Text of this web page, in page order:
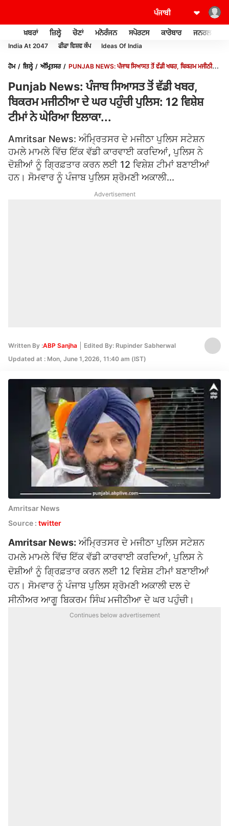
ਖ਼ਬਰਾਂ ਜ਼ਿਲ੍ਹੇ ਚੋਣਾਂ ਮਨੋਰੰਜਨ ਸਪੋਰਟਸ ਕਾਰੋਬਾਰ ਜਨਰਲ ਨੌਲਜ
India At 2047 ਫੀਫਾ ਵਿਸ਼ਵ ਕੱਪ Ideas Of India
ਹੋਮ ਜ਼ਿਲ੍ਹੇ ਅੰਮ੍ਰਿਤਸਰ
PUNJAB NEWS: ਪੰਜਾਬ ਸਿਆਸਤ ਤੋਂ ਵੱਡੀ ਖਬਰ, ਬਿਕਰਮ ਮਜੀਠੀਆ
Punjab News: ਪੰਜਾਬ ਸਿਆਸਤ ਤੋਂ ਵੱਡੀ ਖਬਰ,
ਬਿਕਰਮ ਮਜੀਠੀਆ ਦੇ ਘਰ ਪਹੁੰਚੀ ਪੁਲਿਸ: 12 ਵਿਸ਼ੇਸ਼
ਟੀਮਾਂ ਨੇ ਘੇਰਿਆ ਇਲਾਕਾ...
Amritsar News: ਅੰਮ੍ਰਿਤਸਰ ਦੇ ਮਜੀਠਾ ਪੁਲਿਸ ਸਟੇਸ਼ਨ
ਹਮਲੇ ਮਾਮਲੇ ਵਿੱਚ ਇੱਕ ਵੱਡੀ ਕਾਰਵਾਈ ਕਰਦਿਆਂ, ਪੁਲਿਸ ਨੇ
ਦੋਸ਼ੀਆਂ ਨੂੰ ਗ੍ਰਿਫ਼ਤਾਰ ਕਰਨ ਲਈ 12 ਵਿਸ਼ੇਸ਼ ਟੀਮਾਂ ਬਣਾਈਆਂ
ਹਨ। ਸੋਮਵਾਰ ਨੂੰ ਪੰਜਾਬ ਪੁਲਿਸ ਸ਼੍ਰੋਮਣੀ ਅਕਾਲੀ...
Advertisement
Written By :ABP Sanjha
Edited By: Rupinder Sabherwal
Updated at : Mon, June 1,2026, 11:40 am (IST)
Amritsar News
Source : twitter
Amritsar News: ਅੰਮ੍ਰਿਤਸਰ ਦੇ ਮਜੀਠਾ ਪੁਲਿਸ ਸਟੇਸ਼ਨ
ਹਮਲੇ ਮਾਮਲੇ ਵਿੱਚ ਇੱਕ ਵੱਡੀ ਕਾਰਵਾਈ ਕਰਦਿਆਂ, ਪੁਲਿਸ ਨੇ
ਦੋਸ਼ੀਆਂ ਨੂੰ ਗ੍ਰਿਫ਼ਤਾਰ ਕਰਨ ਲਈ 12 ਵਿਸ਼ੇਸ਼ ਟੀਮਾਂ ਬਣਾਈਆਂ
ਹਨ। ਸੋਮਵਾਰ ਨੂੰ ਪੰਜਾਬ ਪੁਲਿਸ ਸ਼੍ਰੋਮਣੀ ਅਕਾਲੀ ਦਲ ਦੇ
ਸੀਨੀਅਰ ਆਗੂ ਬਿਕਰਮ ਸਿੰਘ ਮਜੀਠੀਆ ਦੇ ਘਰ ਪਹੁੰਚੀ।
Continues below advertisement